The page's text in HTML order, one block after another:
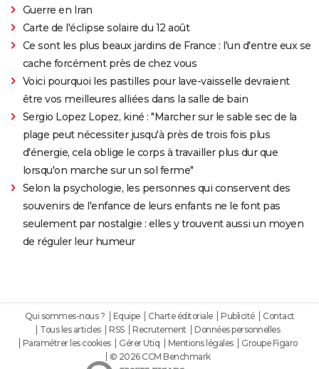
Guerre en Iran
Carte de l'éclipse solaire du 12 août
Ce sont les plus beaux jardins de France : l'un d'entre eux se
cache forcément près de chez vous
Voici pourquoi les pastilles pour lave-vaisselle devraient
être vos meilleures alliées dans la salle de bain
Sergio Lopez Lopez, kiné : "Marcher sur le sable sec de la
plage peut nécessiter jusqu'à près de trois fois plus
d'énergie, cela oblige le corps à travailler plus dur que
lorsqu'on marche sur un sol ferme"
Selon la psychologie, les personnes qui conservent des
souvenirs de l'enfance de leurs enfants ne le font pas
seulement par nostalgie : elles y trouvent aussi un moyen
de réguler leur humeur
Qui sommes-nous ? Equipe Charte éditoriale Publicité
Contact
Tous les articles
RSS Recrutement
Données personnelles
Paramétrer les cookies
Gérer Utiq Mentions légales
Groupe Figaro
© 2026 CCM Benchmark